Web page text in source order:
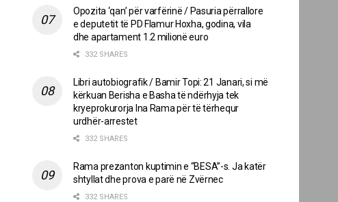
Opozita ‘qan’ për varfërinë / Pasuria përrallore
e deputetit të PD Flamur Hoxha, godina, vila
dhe apartament 1.2 milionë euro
332 SHARES
Libri autobiografik / Bamir Topi: 21 Janari, si më
kërkuan Berisha e Basha të ndërhyja tek
kryeprokurorja Ina Rama për të tërhequr
urdhër-arrestet
332 SHARES
Rama prezanton kuptimin e “BESA”-s. Ja katër
shtyllat dhe prova e parë në Zvërnec
332 SHARES